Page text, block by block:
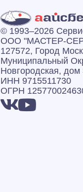
© 1993–2026
ООО "МАСТЕР-
127572, Город
Муниципальный
Новгородская,
ИНН 9715511730
ОГРН